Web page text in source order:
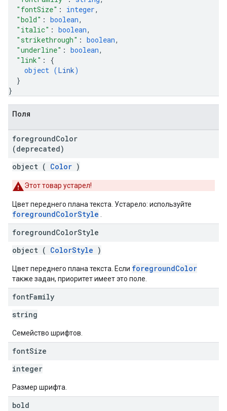
"fontSize" : integer,
"bold" : boolean,
"italic" : boolean,
"strikethrough" : boolean,
"underline" : boolean,
"link" : {
object (Link)
}
}
Поля
foregroundColor
(deprecated)
object ( Color )
Этот товар устарел!
Цвет переднего плана текста. Устарело: используйте
foregroundColorStyle
foregroundColorStyle
object ( ColorStyle )
Цвет переднего плана текста. Если foregroundColor
также задан, приоритет имеет это поле.
fontFamily
string
Семейство шрифтов.
fontSize
integer
Размер шрифта.
bold